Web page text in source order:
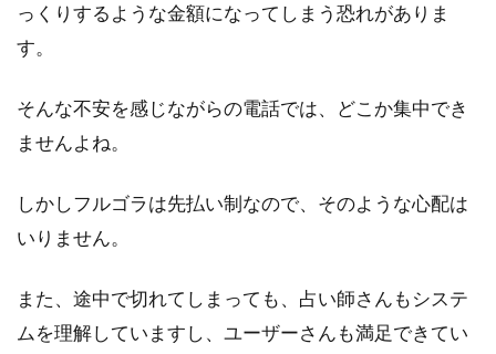
っくりするような金額になってしまう恐れがありま
す。
そんな不安を感じながらの電話では、どこか集中でき
ませんよね。
しかしフルゴラは先払い制なので、そのような心配は
いりません。
また、途中で切れてしまっても、占い師さんもシステ
ムを理解していますし、ユーザーさんも満足できてい